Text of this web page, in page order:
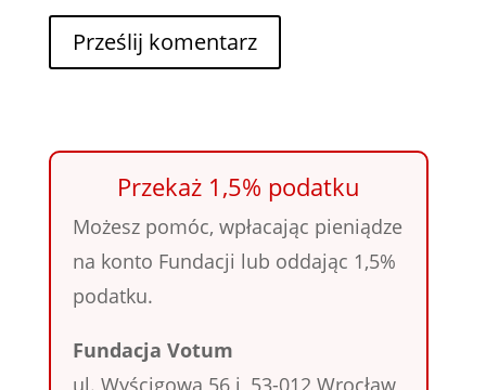
Przekaż 1,5% podatku
Możesz pomóc, wpłacając pieniądze
na konto Fundacji lub oddając 1,5%
podatku.
Fundacja Votum